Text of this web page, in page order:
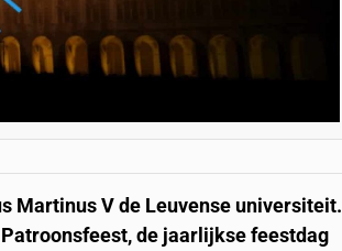
Martinus V de Leuvense universiteit.
de jaarlijkse feestdag